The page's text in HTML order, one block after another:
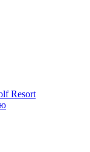
Resort